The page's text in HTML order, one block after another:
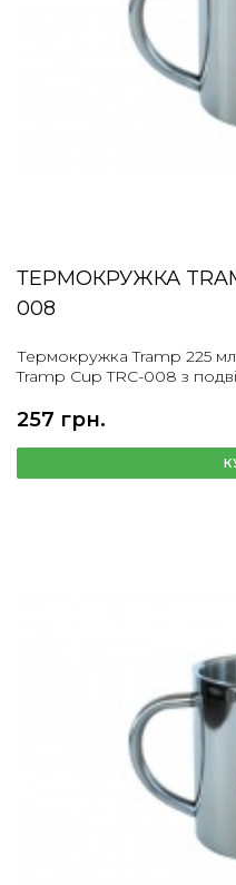
ТЕРМОКРУЖКА
008
Термокружка Tramp 225
Tramp Cup TRC-008 з
257 грн.